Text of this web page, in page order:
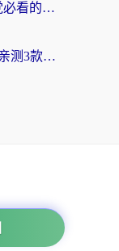
回国怎么使用国外的app？海外党必看的无缝访问国内资源全攻略
斧牛和奇游手游好用吗？海外党亲测3款回国加速器，选对才能无缝刷国内资源